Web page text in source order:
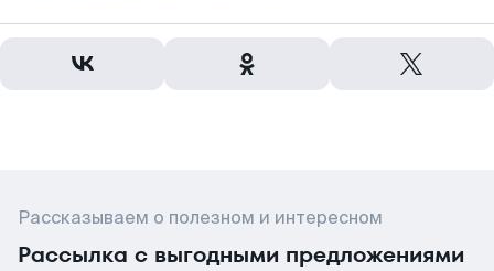
Рассказываем о полезном и интересном
Рассылка с выгодными предложениями